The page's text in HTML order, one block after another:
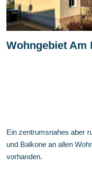
Wohngebiet Am
Ein zentrumsnahes aber
und Balkone an allen
vorhanden.